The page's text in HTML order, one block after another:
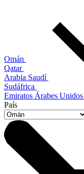
Omán
Qatar
Arabia Saudí
Sudáfrica
Emiratos Árabes Unidos
País